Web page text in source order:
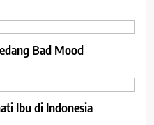
Bad Mood
Ibu di Indonesia